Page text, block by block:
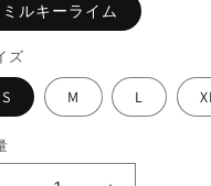
ミルキーライム
ズ
S M L